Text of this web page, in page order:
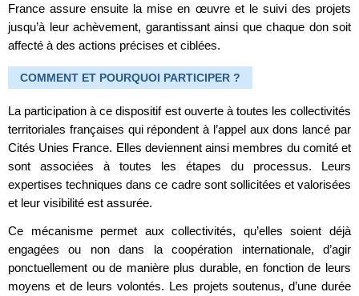
France assure ensuite la mise en œuvre et le suivi des projets
jusqu’à leur achèvement, garantissant ainsi que chaque don soit
affecté à des actions précises et ciblées.
COMMENT ET POURQUOI PARTICIPER ?
La participation à ce dispositif est ouverte à toutes les collectivités
territoriales françaises qui répondent à l’appel aux dons lancé par
Cités Unies France. Elles deviennent ainsi membres du comité et
sont associées à toutes les étapes du processus. Leurs
expertises techniques dans ce cadre sont sollicitées et valorisées
et leur visibilité est assurée.
Ce mécanisme permet aux collectivités, qu’elles soient déjà
engagées ou non dans la coopération internationale, d’agir
ponctuellement ou de manière plus durable, en fonction de leurs
moyens et de leurs volontés. Les projets soutenus, d’une durée